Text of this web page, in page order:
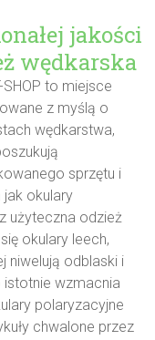
jakości
wędkarska
SHOP to miejsce
z myślą o
wędkarstwa,
sprzętu i
okulary
użyteczna odzież
okulary leech,
niwelują odblaski i
wzmacnia
polaryzacyjne
chwalone przez